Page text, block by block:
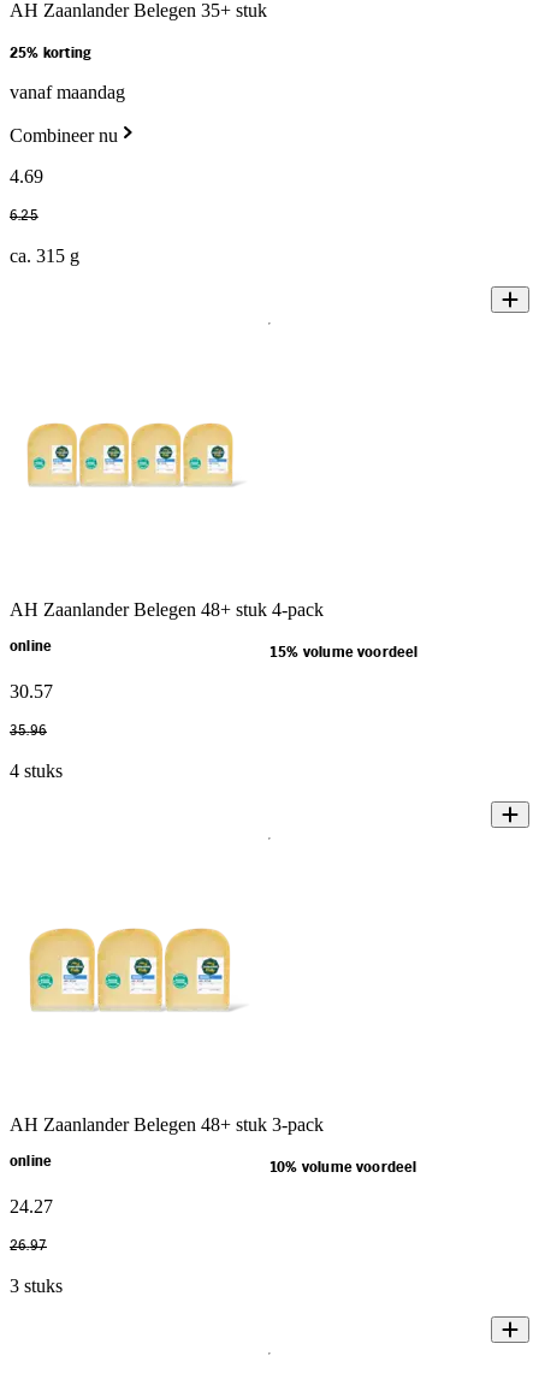
AH Zaanlander Belegen 35+ stuk
25% korting
vanaf maandag
Combineer nu
4.69
6.25
ca. 315 g
AH Zaanlander Belegen 48+ stuk 4-pack
online 15% volume voordeel
30.57
35.96
4 stuks
AH Zaanlander Belegen 48+ stuk 3-pack
online 10% volume voordeel
24.27
26.97
3 stuks